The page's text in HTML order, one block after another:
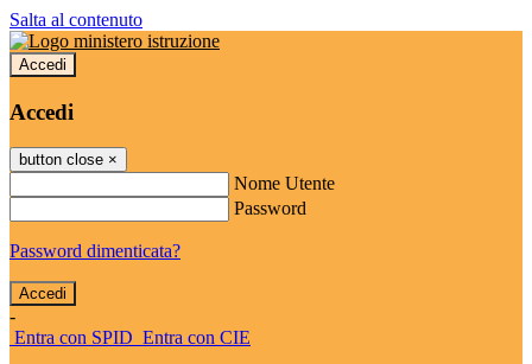
Salta al contenuto
Accedi
Accedi
button close ×
Nome Utente
Password
Password dimenticata?
-
Entra con SPID Entra con CIE